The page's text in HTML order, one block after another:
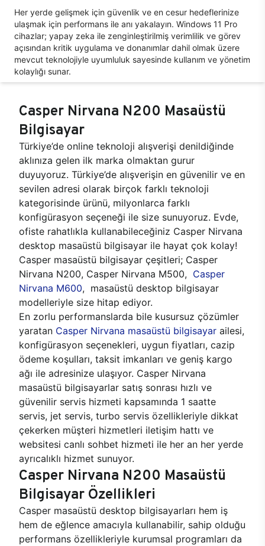
Her yerde gelişmek için güvenlik ve en cesur hedeflerinize
ulaşmak için performans ile anı yakalayın. Windows 11 Pro
cihazlar; yapay zeka ile zenginleştirilmiş verimlilik ve görev
açısından kritik uygulama ve donanımlar dahil olmak üzere
mevcut teknolojiyle uyumluluk sayesinde kullanım ve yönetim
kolaylığı sunar.
Casper Nirvana N200 Masaüstü
Bilgisayar
Türkiye’de online teknoloji alışverişi denildiğinde
aklınıza gelen ilk marka olmaktan gurur
duyuyoruz. Türkiye’de alışverişin en güvenilir ve en
sevilen adresi olarak birçok farklı teknoloji
kategorisinde ürünü, milyonlarca farklı
konfigürasyon seçeneği ile size sunuyoruz. Evde,
ofiste rahatlıkla kullanabileceğiniz Casper Nirvana
desktop masaüstü bilgisayar ile hayat çok kolay!
Casper masaüstü bilgisayar çeşitleri; Casper
Nirvana N200, Casper Nirvana M500, Casper
Nirvana M600, masaüstü desktop bilgisayar
modelleriyle size hitap ediyor.
En zorlu performanslarda bile kusursuz çözümler
yaratan Casper Nirvana masaüstü bilgisayar ailesi,
konfigürasyon seçenekleri, uygun fiyatları, cazip
ödeme koşulları, taksit imkanları ve geniş kargo
ağı ile adresinize ulaşıyor. Casper Nirvana
masaüstü bilgisayarlar satış sonrası hızlı ve
güvenilir servis hizmeti kapsamında 1 saatte
servis, jet servis, turbo servis özellikleriyle dikkat
çekerken müşteri hizmetleri iletişim hattı ve
websitesi canlı sohbet hizmeti ile her an her yerde
ayrıcalıklı hizmet sunuyor.
Casper Nirvana N200 Masaüstü
Bilgisayar Özellikleri
Casper masaüstü desktop bilgisayarları hem iş
hem de eğlence amacıyla kullanabilir, sahip olduğu
performans özellikleriyle kurumsal programları da